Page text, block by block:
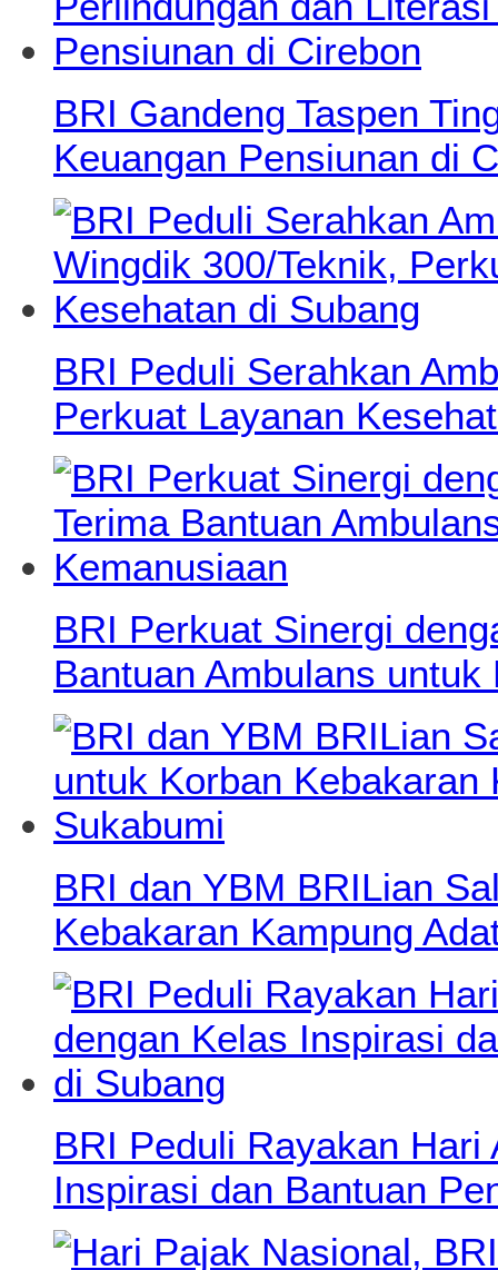
BRI Gandeng Taspen
Keuangan Pensiunan di
BRI Peduli Serahkan
Perkuat Layanan
BRI Perkuat Sinergi
Bantuan Ambulans
BRI dan YBM BRILian
Kebakaran Kampung
BRI Peduli Rayakan
Inspirasi dan Bantuan